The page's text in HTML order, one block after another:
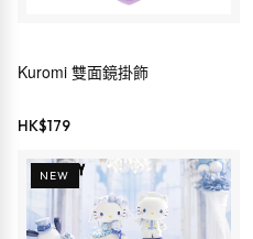
Kuromi 雙面鏡掛飾
HK$179
NEW